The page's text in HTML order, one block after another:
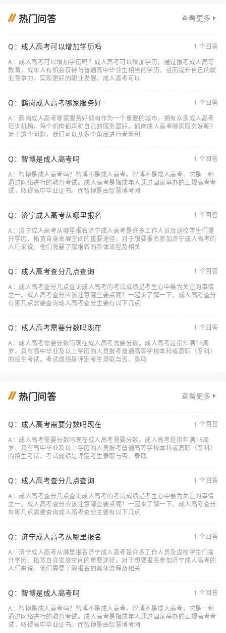
热门问答 查看更多
Q：成人高考可以增加学历吗
1 个回答
A：成人高考可以增加学历吗？成人高考可以增加学历。通过报考成人高等
教育，成年人有机会获得与普通高中毕业生相当的学历，进而提升自己的就
业竞争力，实现更好的职业发展。成人高考可以
Q：鹤岗成人高考哪家服务好
1 个回答
A：鹤岗成人高考哪家服务好鹤岗作为一个重要的城市，拥有众多成人高考
培训机构，每个机构都声称自己的服务最好。鹤岗成人高考哪家服务好呢？
对于这个问题，我们可以从多个角度进行考量和
Q：智博是成人高考吗
1 个回答
A：智博是成人高考吗？智博不是成人高考。智博不是成人高考，它是一种
通过网络进行的教育考试。成人高考是指成年人通过国家举办的正规高考考
试，取得高中毕业证书。而智博是由智慧博考网
Q：济宁成人高考从哪里报名
1 个回答
A：济宁成人高考从哪里报名济宁成人高考是许多工作人员及返校学生们提
升学历、拓宽自身发展空间的重要途径。对于想要报名参加济宁成人高考的
人们来说，他们需要了解报名的具体流程及相关
Q：成人高考查分几点查询
1 个回答
A：成人高考查分几点查询成人高考的考试成绩是考生心中最为关注的事情
之一。成人高考查分应该注意哪些要点呢？一起来了解一下。成人高考查分
有哪几点需要查询成人高考查分主要有以下几点
Q：成人高考需要分数吗现在
1 个回答
A：成人高考需要分数吗现在成人高考需要分数。成人高考是指年满18周
岁、具有高中毕业及以上学历的人员报考普通高等学校本科或高职（专科）
的招生考试。考试成绩是评定考生录取与否、录取
热门问答 查看更多
Q：成人高考需要分数吗现在
1 个回答
A：成人高考需要分数吗现在成人高考需要分数。成人高考是指年满18周
岁、具有高中毕业及以上学历的人员报考普通高等学校本科或高职（专科）
的招生考试。考试成绩是评定考生录取与否、录取
Q：成人高考查分几点查询
1 个回答
A：成人高考查分几点查询成人高考的考试成绩是考生心中最为关注的事情
之一。成人高考查分应该注意哪些要点呢？一起来了解一下。成人高考查分
有哪几点需要查询成人高考查分主要有以下几点
Q：济宁成人高考从哪里报名
1 个回答
A：济宁成人高考从哪里报名济宁成人高考是许多工作人员及返校学生们提
升学历、拓宽自身发展空间的重要途径。对于想要报名参加济宁成人高考的
人们来说，他们需要了解报名的具体流程及相关
Q：智博是成人高考吗
1 个回答
A：智博是成人高考吗？智博不是成人高考。智博不是成人高考，它是一种
通过网络进行的教育考试。成人高考是指成年人通过国家举办的正规高考考
试，取得高中毕业证书。而智博是由智慧博考网